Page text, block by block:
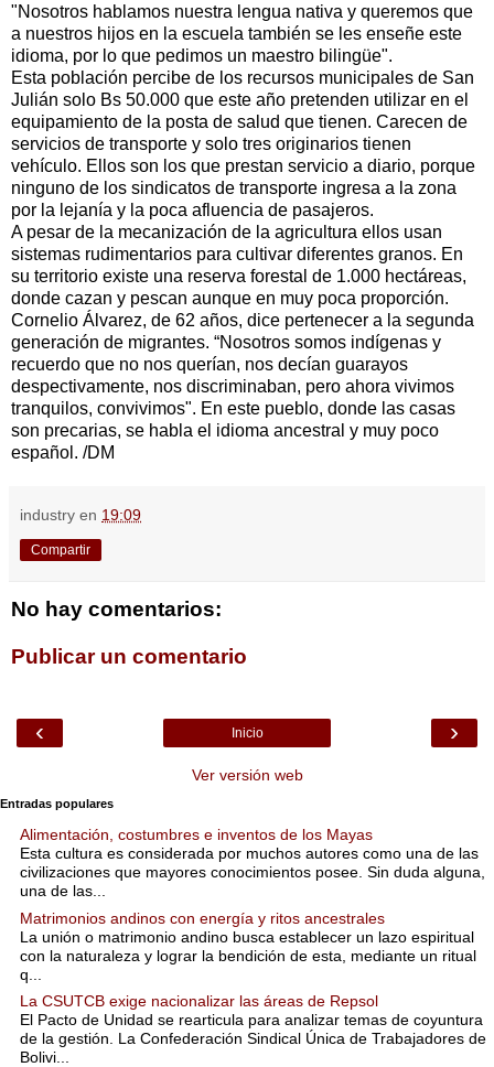
"Nosotros hablamos nuestra lengua nativa y queremos que
a nuestros hijos en la escuela también se les enseñe este
idioma, por lo que pedimos un maestro bilingüe".
Esta población percibe de los recursos municipales de San
Julián solo Bs 50.000 que este año pretenden utilizar en el
equipamiento de la posta de salud que tienen. Carecen de
servicios de transporte y solo tres originarios tienen
vehículo. Ellos son los que prestan servicio a diario, porque
ninguno de los sindicatos de transporte ingresa a la zona
por la lejanía y la poca afluencia de pasajeros.
A pesar de la mecanización de la agricultura ellos usan
sistemas rudimentarios para cultivar diferentes granos. En
su territorio existe una reserva forestal de 1.000 hectáreas,
donde cazan y pescan aunque en muy poca proporción.
Cornelio Álvarez, de 62 años, dice pertenecer a la segunda
generación de migrantes. “Nosotros somos indígenas y
recuerdo que no nos querían, nos decían guarayos
despectivamente, nos discriminaban, pero ahora vivimos
tranquilos, convivimos". En este pueblo, donde las casas
son precarias, se habla el idioma ancestral y muy poco
español. /DM
industry en 19:09
Compartir
No hay comentarios:
Publicar un comentario
‹ ›
Inicio
Ver versión web
Entradas populares
Alimentación, costumbres e inventos de los Mayas
Esta cultura es considerada por muchos autores como una de las
civilizaciones que mayores conocimientos posee. Sin duda alguna,
una de las...
Matrimonios andinos con energía y ritos ancestrales
La unión o matrimonio andino busca establecer un lazo espiritual
con la naturaleza y lograr la bendición de esta, mediante un ritual
q...
La CSUTCB exige nacionalizar las áreas de Repsol
El Pacto de Unidad se rearticula para analizar temas de coyuntura
de la gestión. La Confederación Sindical Única de Trabajadores de
Bolivi...